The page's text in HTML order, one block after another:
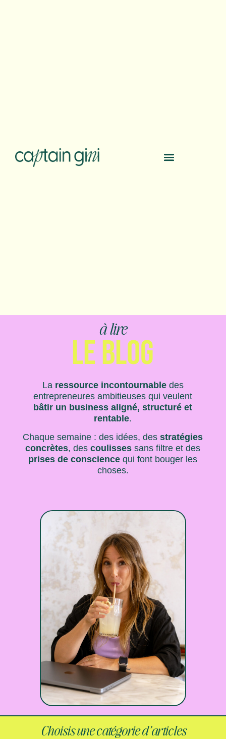
à lire
LE BLOG
La ressource incontournabledes
entrepreneures ambitieuses qui veulent
bâtir un business aligné, structuré et
rentable.
Chaque semaine : des idées, desstratégies
concrètes, descoulisses sans filtre et des
prises de conscience qui font bouger les
choses.
Choisis une catégorie d’articles